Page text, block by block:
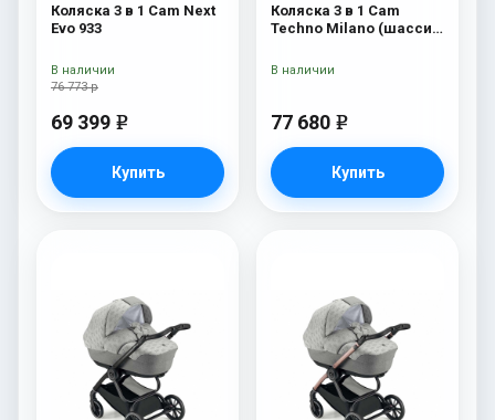
Коляска 3 в 1 Cam Next
Evo 933
76 773 р
69 399 e
Купить
В наличии
Коляска 3 в 1 Cam
Techno Milano (шасси
77 680 e
Купить
В наличии